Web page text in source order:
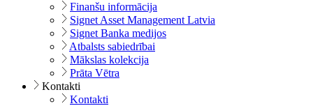
Finanšu informācija
Signet Asset Management Latvia
Signet Banka medijos
Atbalsts sabiedrībai
Mākslas kolekcija
Prāta Vētra
Kontakti
Kontakti